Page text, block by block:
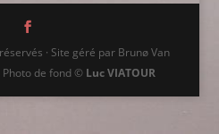
· Site géré par Brunø Van
Photo de fond © Luc VIATOUR